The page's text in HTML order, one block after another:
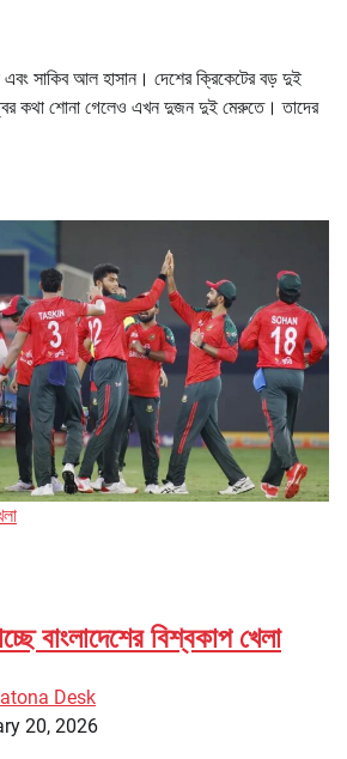
সাকিব আল হাসান। দেশের ক্রিকেটের বড় দুই
কথা শোনা গেলেও এখন দুজন দুই মেরুতে। তাদের
বাংলাদেশের বিশ্বকাপ খেলা
Desk
20, 2026